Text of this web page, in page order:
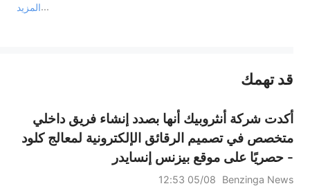
المزيد
عند الضرورة، يرجى استشارة مستشار استثمار محترف. لا تقدم منصة سهم أي مشورة استثمارية، ولا تقدم أي التزامات أو ضمانات.
قد تهمك
أكدت شركة أنثروبيك أنها بصدد إنشاء فريق داخلي
متخصص في تصميم الرقائق الإلكترونية لمعالج كلود
- حصريًا على موقع بيزنس إنسايدر
Benzinga News
05/08 12:53